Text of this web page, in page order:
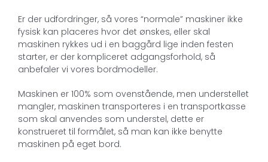
Er der udfordringer, så vores “normale” maskiner ikke
fysisk kan placeres hvor det ønskes, eller skal
maskinen rykkes ud i en baggård lige inden festen
starter, er der kompliceret adgangsforhold, så
anbefaler vi vores bordmodeller.
Maskinen er 100% som ovenstående, men understellet
mangler, maskinen transporteres i en transportkasse
som skal anvendes som understel, dette er
konstrueret til formålet, så man kan ikke benytte
maskinen på eget bord.